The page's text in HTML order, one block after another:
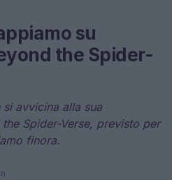
su
the Spider-
avvicina alla sua
Spider-Verse, previsto per
finora.